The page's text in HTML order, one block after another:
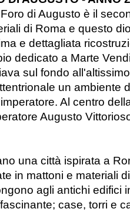
di Augusto è il
di Roma e questo
e dettagliata
dedicato a Marte
sul fondo
un ambiente
Al centro
Augusto
una città ispirata a
in mattoni e materiali
agli antichi edifici
case, torri e